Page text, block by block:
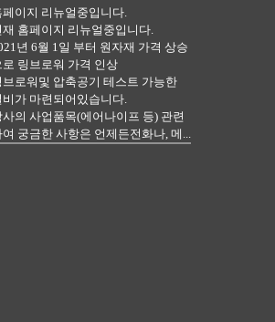
페이지 리뉴얼중입니다.
재 홈페이지 리뉴얼중입니다.
년 6월 1일 부터 원자재 가격 상승
로 링브로워 가격 인상
브로워및 압축공기 테스트 가능한
비가 마련되어있습니다.
사의 사업품목(에어나이프 등) 관련
여 궁금한 사항은 언제든전화나, 메...